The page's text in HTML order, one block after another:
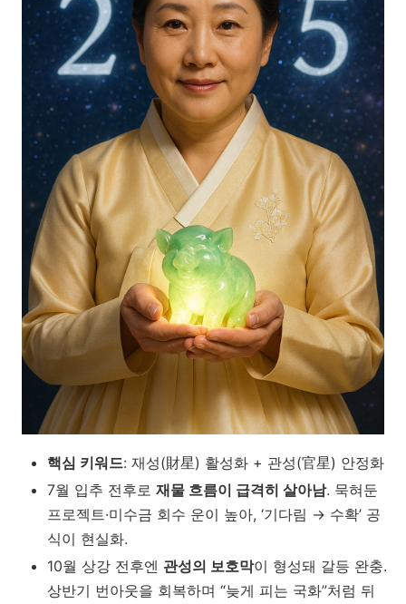
핵심 키워드: 재성(財星) 활성화 + 관성(官星) 안정화
7월 입추 전후로 재물 흐름이 급격히 살아남. 묵혀둔
프로젝트·미수금 회수 운이 높아, ‘기다림 → 수확’ 공
식이 현실화.
10월 상강 전후엔 관성의 보호막이 형성돼 갈등 완충.
상반기 번아웃을 회복하며 “늦게 피는 국화”처럼 뒤